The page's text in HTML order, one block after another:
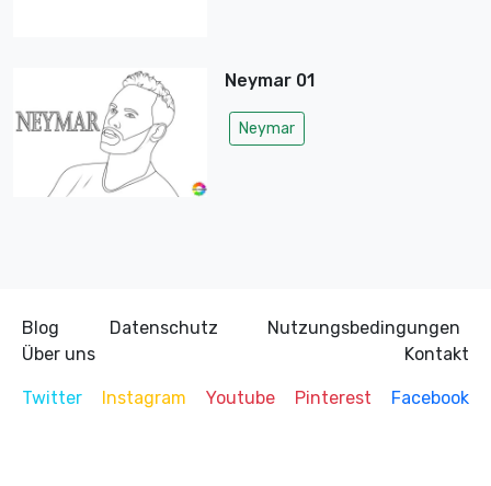
Neymar 01
Neymar
Blog Datenschutz
Nutzungsbedingungen
Über uns
Kontakt
Twitter Instagram Youtube Pinterest Facebook